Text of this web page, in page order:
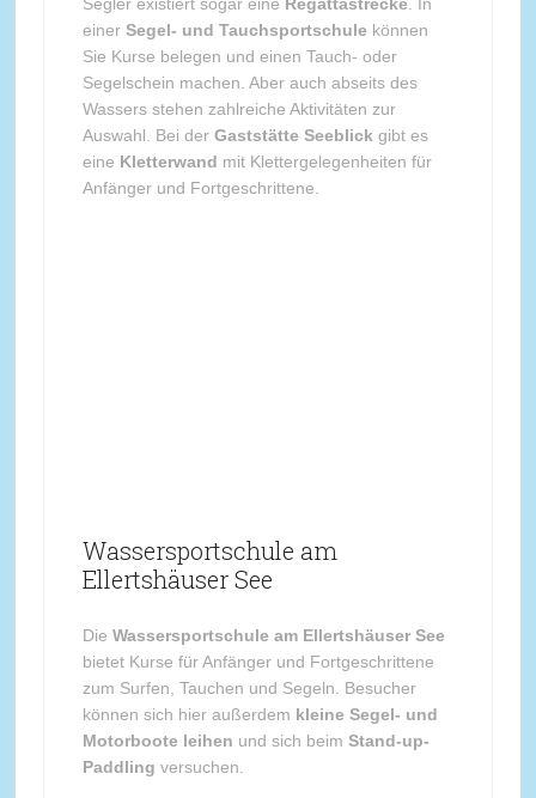
einer Segel- und Tauchsportschule können
Sie Kurse belegen und einen Tauch- oder
Segelschein machen. Aber auch abseits des
Wassers stehen zahlreiche Aktivitäten zur
Auswahl. Bei der Gaststätte Seeblick gibt es
eine Kletterwand mit Klettergelegenheiten für
Anfänger und Fortgeschrittene.
Wassersportschule am
Ellertshäuser See
Die Wassersportschule am Ellertshäuser See
bietet Kurse für Anfänger und Fortgeschrittene
zum Surfen, Tauchen und Segeln. Besucher
können sich hier außerdem kleine Segel- und
Motorboote leihen und sich beim Stand-up-
Paddling versuchen.